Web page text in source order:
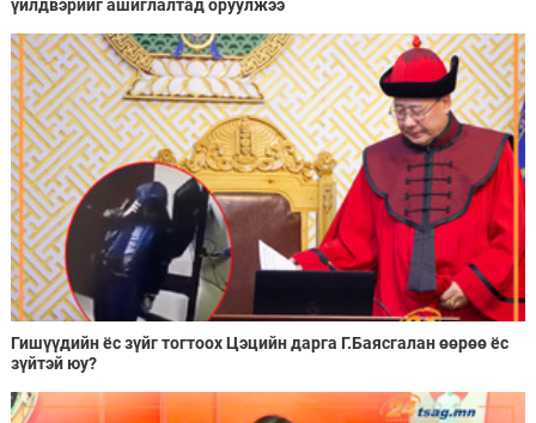
үйлдвэрийг ашиглалтад оруулжээ
Гишүүдийн ёс зүйг тогтоох Цэцийн дарга Г.Баясгалан өөрөө ёс
зүйтэй юу?